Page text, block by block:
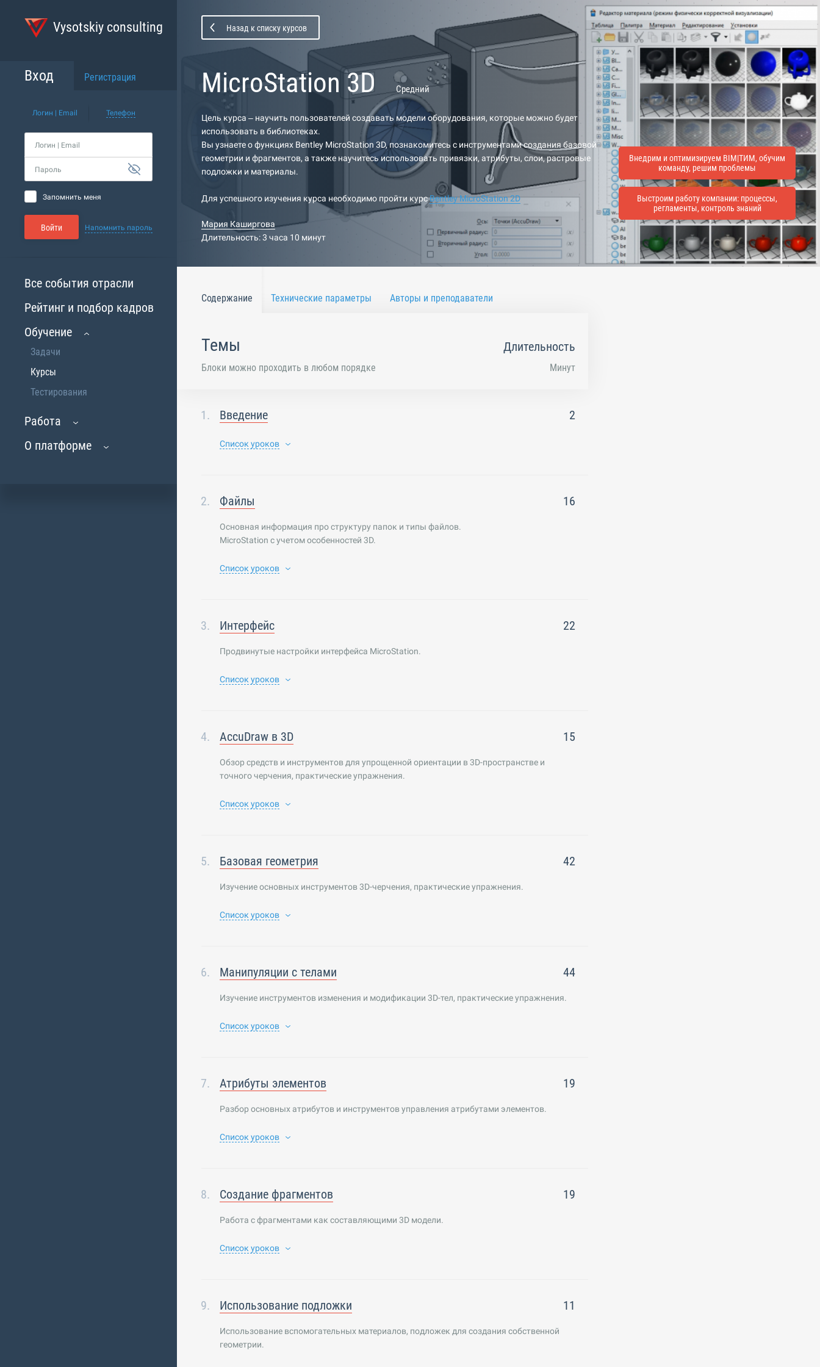
Vysotskiy consulting
Вход Регистрация
Логин | Email Телефон
Логин | Email
Пароль
Запомнить меня
Войти Напомнить пароль
Все события отрасли
Рейтинг и подбор кадров
Обучение
Задачи
Курсы
Тестирования
Работа
О платформе
Назад к списку курсов
MicroStation 3D Средний
Цель курса – научить пользователей создавать модели оборудования, которые можно будет
использовать в библиотеках.
Вы узнаете о функциях Bentley MicroStation 3D, познакомитесь с инструментами создания базовой
геометрии и фрагментов, а также научитесь использовать привязки, атрибуты, слои, растровые
подложки и материалы.
Для успешного изучения курса необходимо пройти курсBentley MicroStation2D
Мария Каширгова
Длительность: 3 часа 10 минут
Внедрим и оптимизируем BIM|ТИМ, обучим
команду, решим проблемы
Выстроим работу компании: процессы,
регламенты, контроль знаний
Содержание Технические параметры Авторы и преподаватели
Темы
Блоки можно проходить в любом порядке
Длительность
Минут
Введение 2
Список уроков
Файлы 16
Основная информация про структуру папок и типы файлов.
MicroStation c учетом особенностей 3D.
Список уроков
Интерфейс 22
Продвинутые настройки интерфейса MicroStation.
Список уроков
AccuDraw в 3D 15
Обзор средств и инструментов для упрощенной ориентации в 3D-пространстве и
точного черчения, практические упражнения.
Список уроков
Базовая геометрия 42
Изучение основных инструментов 3D-черчения, практические упражнения.
Список уроков
Манипуляции с телами 44
Изучение инструментов изменения и модификации 3D-тел, практические упражнения.
Список уроков
Атрибуты элементов 19
Разбор основных атрибутов и инструментов управления атрибутами элементов.
Список уроков
Создание фрагментов 19
Работа с фрагментами как составляющими 3D модели.
Список уроков
Использование подложки 11
Использование вспомогательных материалов, подложек для создания собственной
геометрии.